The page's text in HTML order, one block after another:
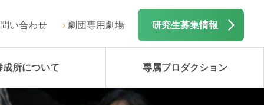
い合わせ 劇団専用劇場 研究生募集情報
成所について 専属プロダクション